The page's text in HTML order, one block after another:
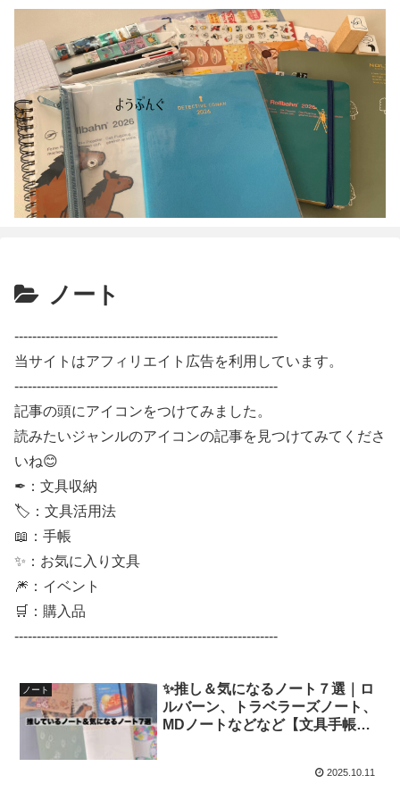
ノート
-----------------------------------------------------------
当サイトはアフィリエイト広告を利用しています。
-----------------------------------------------------------
記事の頭にアイコンをつけてみました。
読みたいジャンルのアイコンの記事を見つけてみてくださ
いね😊
✒：文具収納
🏷：文具活用法
📖：手帳
✨：お気に入り文具
🎆：イベント
🛒：購入品
-----------------------------------------------------------
ノート
✨推し＆気になるノート７選｜ロ
ルバーン、トラベラーズノート、
MDノートなどなど【文具手帳沼
2025.10.11